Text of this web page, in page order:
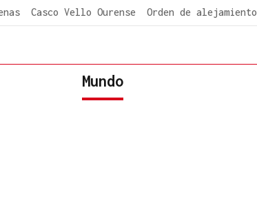
Casco Vello Ourense Orden de
Mundo